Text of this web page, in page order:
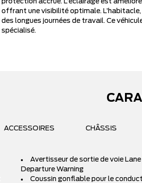
protection accrue. L’éclairage est
offrant une visibilité optimale.
des longues journées de travail. Ce
spécialisé.
ACCESSOIRES CHÂSSIS
Avertisseur de sortie de voie Lane
Departure Warning
Coussin gonflable pour le